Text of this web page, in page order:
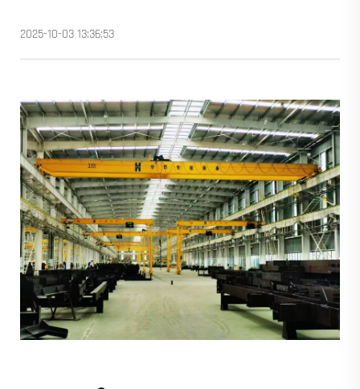
2025-10-03 13:36:53